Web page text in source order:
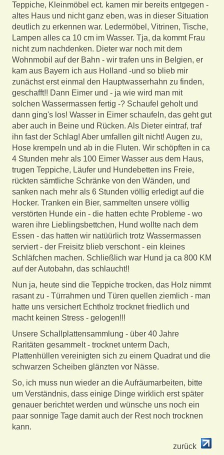
Teppiche, Kleinmöbel ect. kamen mir bereits entgegen -
altes Haus und nicht ganz eben, was in dieser Situation
deutlich zu erkennen war. Ledermöbel, Vitrinen, Tische,
Lampen alles ca 10 cm im Wasser. Tja, da kommt Frau
nicht zum nachdenken. Dieter war noch mit dem
Wohnmobil auf der Bahn - wir trafen uns in Belgien, er
kam aus Bayern ich aus Holland -und so blieb mir
zunächst erst einmal den Hauptwasserhahn zu finden,
geschafft!! Dann Eimer und - ja wie wird man mit
solchen Wassermassen fertig -? Schaufel geholt und
dann ging's los! Wasser in Eimer schaufeln, das geht gut
aber auch in Beine und Rücken. Als Dieter eintraf, traf
ihn fast der Schlag! Aber umfallen gilt nicht! Augen zu,
Hose krempeln und ab in die Fluten. Wir schöpften in ca
4 Stunden mehr als 100 Eimer Wasser aus dem Haus,
trugen Teppiche, Läufer und Hundebetten ins Freie,
rückten sämtliche Schränke von den Wänden, und
sanken nach mehr als 6 Stunden völlig erledigt auf die
Hocker. Tranken ein Bier, sammelten unsere völlig
verstörten Hunde ein - die hatten echte Probleme - wo
waren ihre Lieblingsbettchen, Hund wollte nach dem
Essen - das hatten wir natüürlich trotz Wassermassen
serviert - der Freisitz blieb verschont - ein kleines
Schläfchen machen. Schließlich war Hund ja ca 800 KM
auf der Autobahn, das schlaucht!!
Nun ja, heute sind die Teppiche trocken, das Holz nimmt
rasant zu - Türrahmen und Türen quellen ziemlich - man
hatte uns versichert Echtholz trocknet friedlich und
macht keinen Stress - gelogen!!!
Unsere Schallplattensammlung - über 40 Jahre
Raritäten gesammelt - trocknet unterm Dach,
Plattenhüllen vereinigten sich zu einem Quadrat und die
schwarzen Scheiben glänzten vor Nässe.
So, ich muss nun wieder an die Aufräumarbeiten, bitte
um Verständnis, dass einige Dinge wirklich erst später
genauer berichtet werden und wünsche uns noch ein
paar sonnige Tage damit auch der Rest noch trocknen
kann.
zurück